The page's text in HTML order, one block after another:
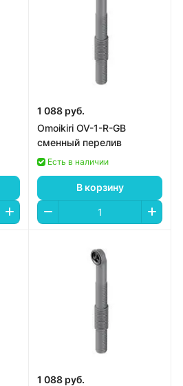
1 088 руб.
Omoikiri OV-1-R-GB
сменный перелив
Есть в наличии
В корзину
1 088 руб.